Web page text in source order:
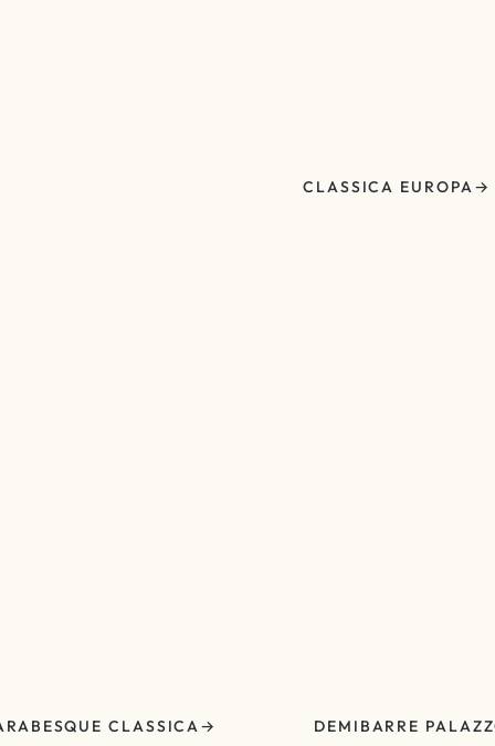
CLASSICA EUROPA
CLASSICA DEMIBARRE